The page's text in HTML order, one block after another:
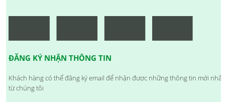
ĐĂNG KÝ NHẬN THÔNG TIN
Khách hàng có thể đăng ký email để nhận được những thông tin mới nhất
từ chúng tôi